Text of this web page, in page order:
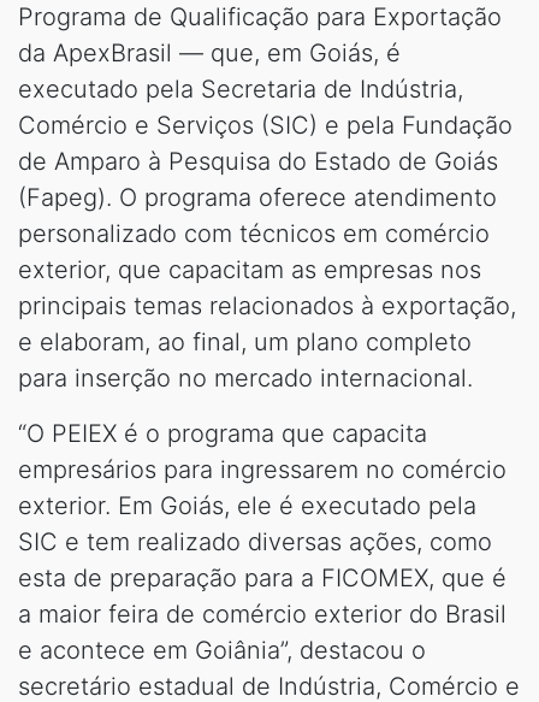
Programa de Qualificação para Exportação
da ApexBrasil — que, em Goiás, é
executado pela Secretaria de Indústria,
Comércio e Serviços (SIC) e pela Fundação
de Amparo à Pesquisa do Estado de Goiás
(Fapeg). O programa oferece atendimento
personalizado com técnicos em comércio
exterior, que capacitam as empresas nos
principais temas relacionados à exportação,
e elaboram, ao final, um plano completo
para inserção no mercado internacional.
“O PEIEX é o programa que capacita
empresários para ingressarem no comércio
exterior. Em Goiás, ele é executado pela
SIC e tem realizado diversas ações, como
esta de preparação para a FICOMEX, que é
a maior feira de comércio exterior do Brasil
e acontece em Goiânia”, destacou o
secretário estadual de Indústria, Comércio e